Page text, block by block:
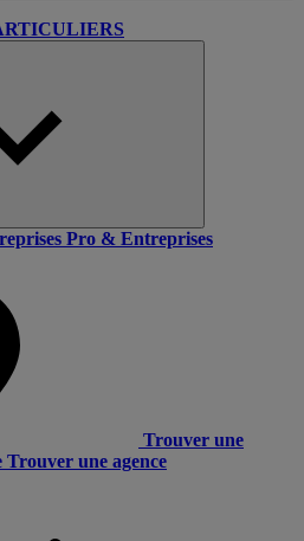
Pro & Entreprises
Trouver une
Trouver une agence